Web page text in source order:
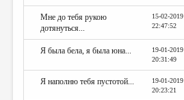
РЕЦЕНЗИРОВАНИЕ
ЦИКЛЫ ПУБЛИКАЦИЙ
ТРЕДИАКОВСКИЙ
МЕДИА
Мне до тебя рукою
дотянуться...
15-02-2019
22:47:52
Я была бела, я была юна...
19-01-2019
20:31:49
Я наполню тебя пустотой...
19-01-2019
20:23:21